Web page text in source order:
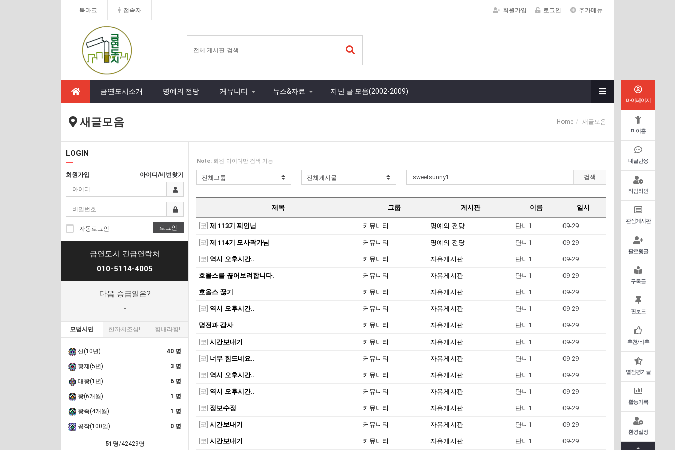
북마크 접속자 회원가입 로그인 추가메뉴
금연도시소개 명예의 전당 커뮤니티 뉴스&자료 지난 글 모음(2002-2009)
새글모음 Home 새글모음
마이페이지
마이홈
내글반응
타임라인
관심게시판
팔로윙글
구독글
핀보드
추천/비추
별점평가글
활동기록
환경설정
LOGIN
회원가입 아이디/비번찾기
자동로그인 로그인
금연도시 긴급연락처
010-5114-4005
다음 승급일은?
-
모범시민 한까치조심! 힘내라힘!
신(10년) 40 명
황제(5년) 3 명
대왕(1년) 6 명
왕(6개월) 1 명
왕족(4개월) 1 명
공작(100일) 0 명
51명/42429명
Note: 회원 아이디만 검색 가능
검색
제목 그룹 게시판 이름 일시
[코] 제 113기 찌인님 커뮤니티 명예의 전당 단니1 09-29
[코] 제 114기 모사곽가님 커뮤니티 명예의 전당 단니1 09-29
[코] 역시 오후시간.. 커뮤니티 자유게시판 단니1 09-29
호올스를 끊어보려합니다. 커뮤니티 자유게시판 단니1 09-29
호올스 끊기 커뮤니티 자유게시판 단니1 09-29
[코] 역시 오후시간.. 커뮤니티 자유게시판 단니1 09-29
명전과 감사 커뮤니티 자유게시판 단니1 09-29
[코] 시간보내기 커뮤니티 자유게시판 단니1 09-29
[코] 너무 힘드네요.. 커뮤니티 자유게시판 단니1 09-29
[코] 역시 오후시간.. 커뮤니티 자유게시판 단니1 09-29
[코] 역시 오후시간.. 커뮤니티 자유게시판 단니1 09-29
[코] 정보수정 커뮤니티 자유게시판 단니1 09-29
[코] 시간보내기 커뮤니티 자유게시판 단니1 09-29
[코] 시간보내기 커뮤니티 자유게시판 단니1 09-29